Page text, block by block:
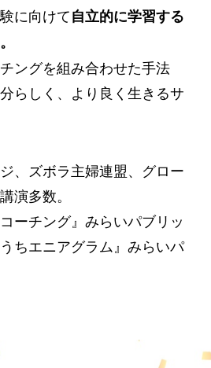
に向けて自立的に学習する
ングを組み合わせた手法
らしく、より良く生きるサ
、ズボラ主婦連盟、グロー
演多数。
ーチング』みらいパブリッ
ちエニアグラム』みらいパ